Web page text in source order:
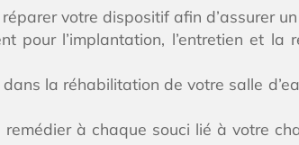
votre dispositif afin d’assurer
pour l’implantation, l’entretien et la
la réhabilitation de votre salle
à chaque souci lié à votre